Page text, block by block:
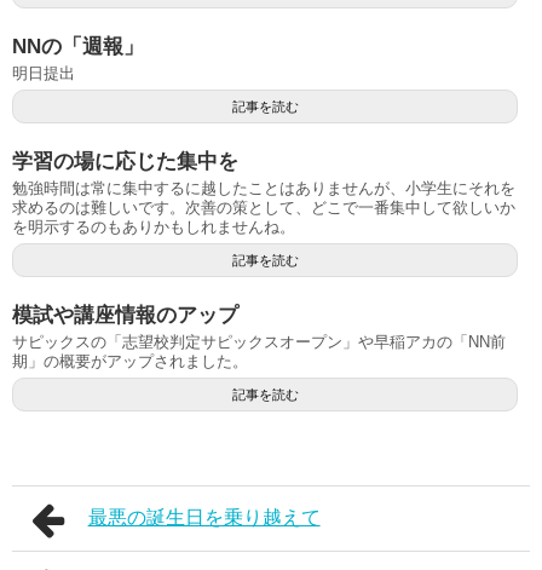
NNの「週報」
明日提出
記事を読む
学習の場に応じた集中を
勉強時間は常に集中するに越したことはありませんが、小学生にそれを
求めるのは難しいです。次善の策として、どこで一番集中して欲しいか
を明示するのもありかもしれませんね。
記事を読む
模試や講座情報のアップ
サピックスの「志望校判定サピックスオープン」や早稲アカの「NN前
期」の概要がアップされました。
記事を読む
最悪の誕生日を乗り越えて